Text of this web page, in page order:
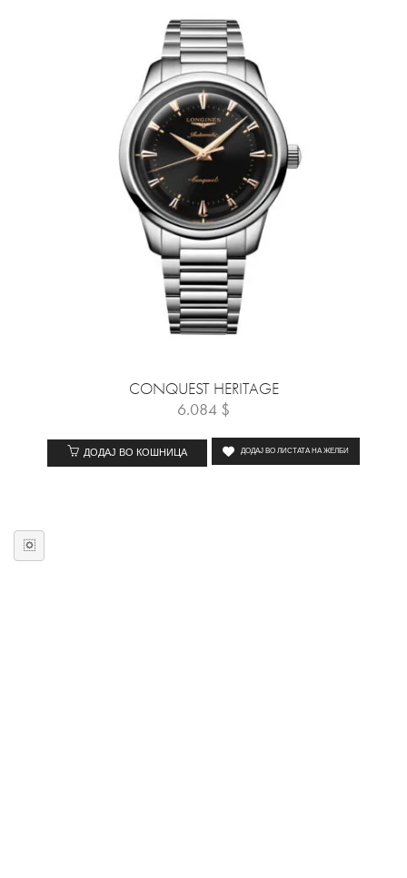
CONQUEST HERITAGE
6.084 $
ДОДАЈ ВО КОШНИЦА ДОДАЈ ВО ЛИСТАТА НА ЖЕЛБИ